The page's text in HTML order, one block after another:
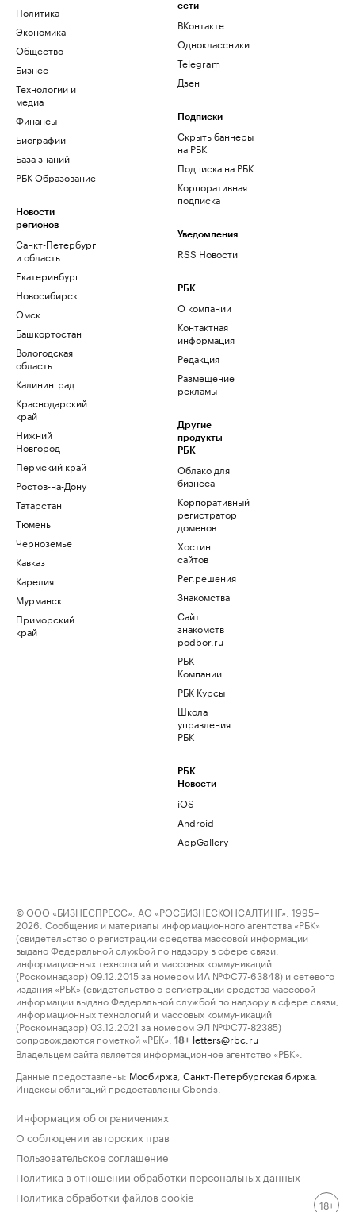
Политика
Экономика
Общество
Бизнес
Технологии и
медиа
Финансы
Биографии
База знаний
РБК Образование
Новости
регионов
Санкт-Петербург
и область
Екатеринбург
Новосибирск
Омск
Башкортостан
Вологодская
область
Калининград
Краснодарский
край
Нижний
Новгород
Пермский край
Ростов-на-Дону
Татарстан
Тюмень
Черноземье
Кавказ
Карелия
Мурманск
Приморский
край
сети
ВКонтакте
Одноклассники
Telegram
Дзен
Подписки
Скрыть баннеры
на РБК
Подписка на РБК
Корпоративная
подписка
Уведомления
RSS Новости
РБК
О компании
Контактная
информация
Редакция
Размещение
рекламы
Другие
продукты
РБК
Облако для
бизнеса
Корпоративный
регистратор
доменов
Хостинг
сайтов
Рег.решения
Знакомства
Сайт
знакомств
podbor.ru
РБК
Компании
РБК Курсы
Школа
управления
РБК
РБК
Новости
iOS
Android
AppGallery
© ООО «БИЗНЕСПРЕСС», АО «РОСБИЗНЕСКОНСАЛТИНГ», 1995–
2026. Сообщения и материалы информационного агентства «РБК»
(свидетельство о регистрации средства массовой информации
выдано Федеральной службой по надзору в сфере связи,
информационных технологий и массовых коммуникаций
(Роскомнадзор) 09.12.2015 за номером ИА №ФС77-63848) и сетевого
издания «РБК» (свидетельство о регистрации средства массовой
информации выдано Федеральной службой по надзору в сфере связи,
информационных технологий и массовых коммуникаций
(Роскомнадзор) 03.12.2021 за номером ЭЛ №ФС77-82385)
сопровождаются пометкой «РБК».
18+ letters@rbc.ru
Владельцем сайта является информационное агентство «РБК».
Данные предоставлены: Мосбиржа Санкт-Петербургская биржа
Индексы облигаций предоставлены Cbonds.
Информация об ограничениях
О соблюдении авторских прав
Пользовательское соглашение
Политика в отношении обработки персональных данных
Политика обработки файлов cookie
18+